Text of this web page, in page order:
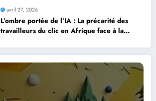
avril 27, 2026
L’ombre portée de l’IA : La précarité des
travailleurs du clic en Afrique face à la